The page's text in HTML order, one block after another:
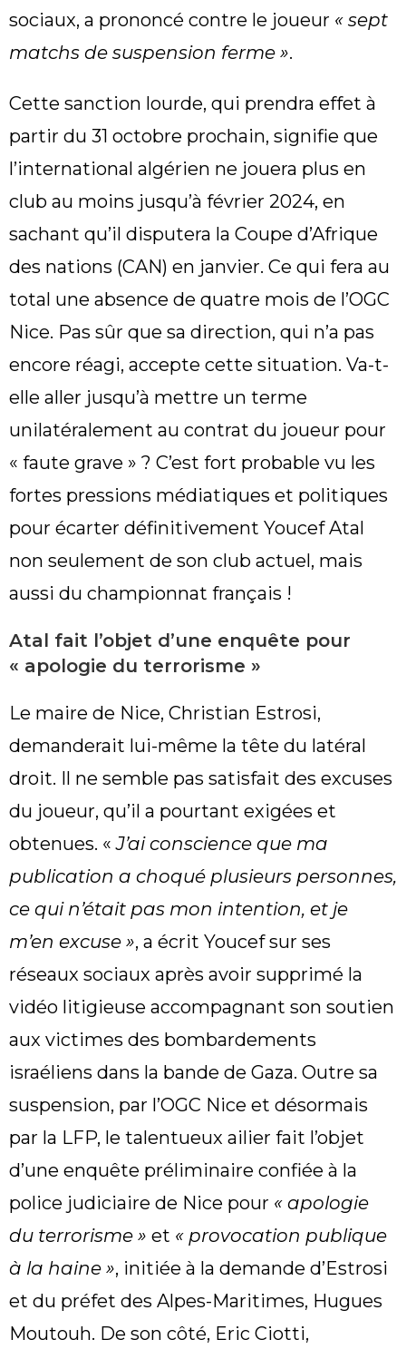
sociaux, a prononcé contre le joueur « sept
matchs de suspension ferme ».
Cette sanction lourde, qui prendra effet à
partir du 31 octobre prochain, signifie que
l’international algérien ne jouera plus en
club au moins jusqu’à février 2024, en
sachant qu’il disputera la Coupe d’Afrique
des nations (CAN) en janvier. Ce qui fera au
total une absence de quatre mois de l’OGC
Nice. Pas sûr que sa direction, qui n’a pas
encore réagi, accepte cette situation. Va-t-
elle aller jusqu’à mettre un terme
unilatéralement au contrat du joueur pour
« faute grave » ? C’est fort probable vu les
fortes pressions médiatiques et politiques
pour écarter définitivement Youcef Atal
non seulement de son club actuel, mais
aussi du championnat français !
Atal fait l’objet d’une enquête pour
« apologie du terrorisme »
Le maire de Nice, Christian Estrosi,
demanderait lui-même la tête du latéral
droit. Il ne semble pas satisfait des excuses
du joueur, qu’il a pourtant exigées et
obtenues. «J’ai conscience que ma
publication a choqué plusieurs personnes,
ce qui n’était pas mon intention, et je
m’en excuse », a écrit Youcef sur ses
réseaux sociaux après avoir supprimé la
vidéo litigieuse accompagnant son soutien
aux victimes des bombardements
israéliens dans la bande de Gaza. Outre sa
suspension, par l’OGC Nice et désormais
par la LFP, le talentueux ailier fait l’objet
d’une enquête préliminaire confiée à la
police judiciaire de Nice pour « apologie
du terrorisme » et « provocation publique
à la haine », initiée à la demande d’Estrosi
et du préfet des Alpes-Maritimes, Hugues
Moutouh. De son côté, Eric Ciotti,